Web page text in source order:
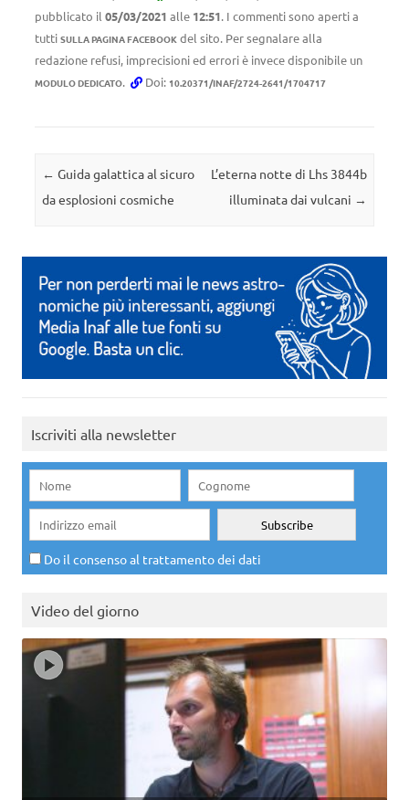
pubblicato il 05/03/2021 alle 12:51. I commenti sono aperti a
tutti SULLA PAGINA FACEBOOK del sito. Per segnalare alla
redazione refusi, imprecisioni ed errori è invece disponibile un
MODULO DEDICATO. Doi: 10.20371/INAF/2724-2641/1704717
Navigazione articolo
← Guida galattica al sicuro
da esplosioni cosmiche
L’eterna notte di Lhs 3844b
illuminata dai vulcani →
Iscriviti alla newsletter
Do il consenso al trattamento dei dati
Video del giorno